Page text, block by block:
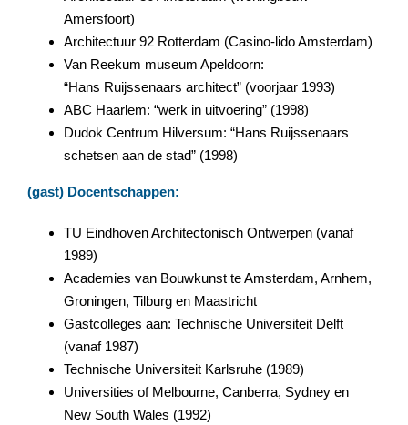
Amersfoort)
Architectuur 92 Rotterdam (Casino-lido Amsterdam)
Van Reekum museum Apeldoorn:
“Hans Ruijssenaars architect” (voorjaar 1993)
ABC Haarlem: “werk in uitvoering” (1998)
Dudok Centrum Hilversum: “Hans Ruijssenaars
schetsen aan de stad” (1998)
(gast) Docentschappen:
TU Eindhoven Architectonisch Ontwerpen (vanaf
1989)
Academies van Bouwkunst te Amsterdam, Arnhem,
Groningen, Tilburg en Maastricht
Gastcolleges aan: Technische Universiteit Delft
(vanaf 1987)
Technische Universiteit Karlsruhe (1989)
Universities of Melbourne, Canberra, Sydney en
New South Wales (1992)